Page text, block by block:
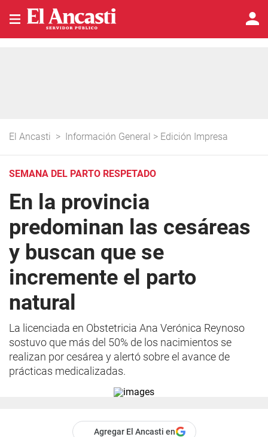
El Ancasti > Información General > Edición Impresa
SEMANA DEL PARTO RESPETADO
En la provincia
predominan las cesáreas
y buscan que se
incremente el parto
natural
La licenciada en Obstetricia Ana Verónica Reynoso
sostuvo que más del 50% de los nacimientos se
realizan por cesárea y alertó sobre el avance de
prácticas medicalizadas.
Agregar El Ancasti en